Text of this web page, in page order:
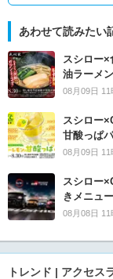
あわせて読みたい
スシロー×
油ラーメ
08月09日 11
スシロー
甘酸っぱ
08月09日 11
スシロー
きメニュ
08月08日 11
トレンド | アクセス